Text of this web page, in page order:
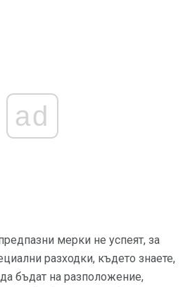
ad
мерки не успеят, за
разходки, където знаете,
бъдат на разположение,